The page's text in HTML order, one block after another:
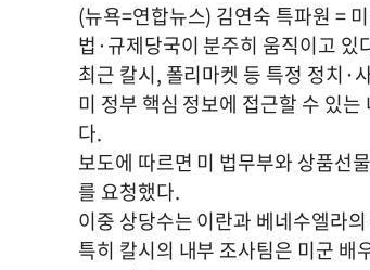
(뉴욕=연합뉴스) 김연숙 특파원 =
법·규제당국이 분주히 움직이고
최근 칼시, 폴리마켓 등 특정 정치·
미 정부 핵심 정보에 접근할 수 있
다.
보도에 따르면 미 법무부와 상품선
를 요청했다.
이중 상당수는 이란과 베네수엘라
특히 칼시의 내부 조사팀은 미군 배